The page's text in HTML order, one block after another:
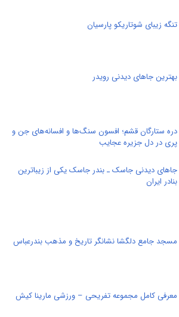
تنگه زیبای شوتاریکو پارسیان
بهترین جاهای دیدنی رویدر
دره ستارگان قشم؛ افسون سنگ‌ها و افسانه‌های جن و
پری در دل جزیره عجایب
جاهای دیدنی جاسک ـ بندر جاسک یکی از زیباترین
بنادر ایران
مسجد جامع دلگشا نشانگر تاریخ و مذهب بندرعباس
معرفی کامل مجموعه تفریحی – ورزشی مارینا کیش